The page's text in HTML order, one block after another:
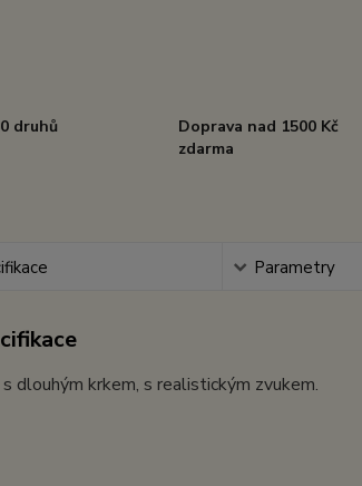
druhů
Doprava nad 1500 Kč
zdarma
Parametry
dlouhým krkem, s realistickým zvukem.